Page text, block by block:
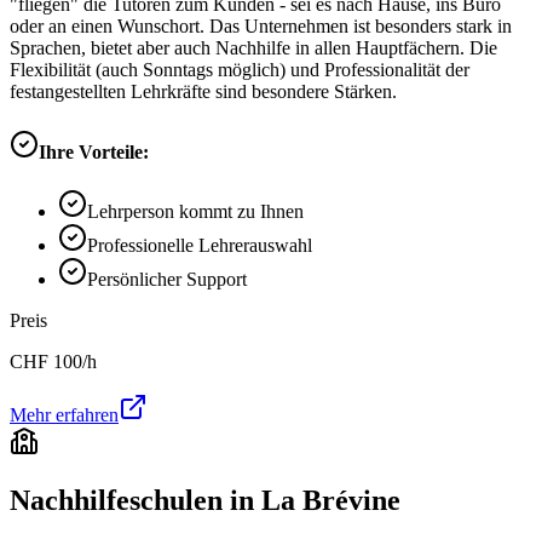
"fliegen" die Tutoren zum Kunden - sei es nach Hause, ins Büro
oder an einen Wunschort. Das Unternehmen ist besonders stark in
Sprachen, bietet aber auch Nachhilfe in allen Hauptfächern. Die
Flexibilität (auch Sonntags möglich) und Professionalität der
festangestellten Lehrkräfte sind besondere Stärken.
Ihre Vorteile:
Lehrperson kommt zu Ihnen
Professionelle Lehrerauswahl
Persönlicher Support
Preis
CHF 100/h
Mehr erfahren
Nachhilfeschulen in La Brévine